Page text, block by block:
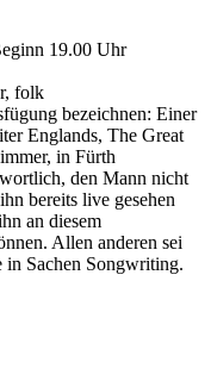
19.00 Uhr
folk
bezeichnen: Einer
Englands, The Great
in Fürth
den Mann nicht
bereits live gesehen
an diesem
Allen anderen sei
in Sachen Songwriting.